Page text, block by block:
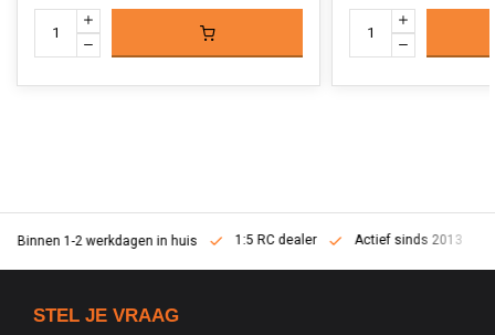
Binnen 1-2 werkdagen in huis 1:5 RC dealer Actief sinds 2013
STEL JE VRAAG